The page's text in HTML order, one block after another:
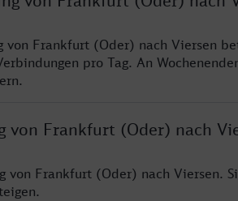
von Frankfurt (Oder) nach Viersen
pro Tag. An
von Frankfurt (Oder) nach
Frankfurt (Oder) nach Viersen.